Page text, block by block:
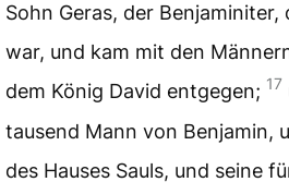
Sohn Geras, der Benjaminiter,
war, und kam mit den
dem König David entgegen; 17
tausend Mann von Benjamin,
des Hauses Sauls, und seine